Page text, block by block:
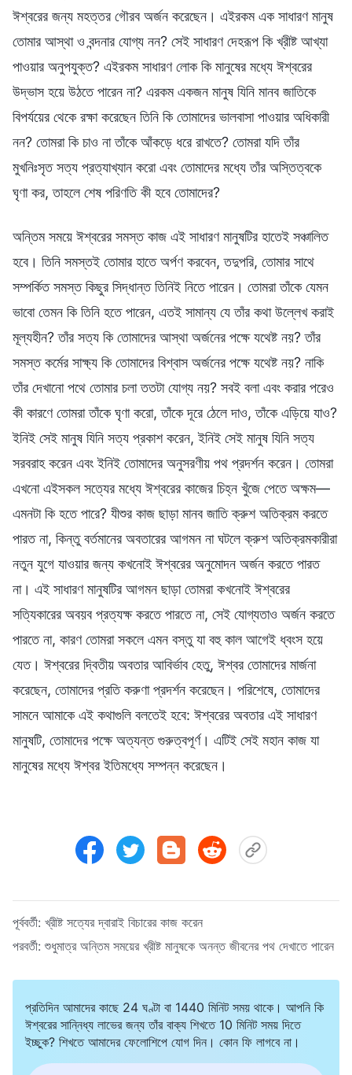
ঈশ্বরের জন্য মহত্তর গৌরব অর্জন করেছেন। এইরকম এক সাধারণ মানুষ
তোমার আস্থা ও বন্দনার যোগ্য নন? সেই সাধারণ দেহরূপ কি খ্রীষ্ট আখ্যা
পাওয়ার অনুপযুক্ত? এইরকম সাধারণ লোক কি মানুষের মধ্যে ঈশ্বরের
উদ্ভাস হয়ে উঠতে পারেন না? এরকম একজন মানুষ যিনি মানব জাতিকে
বিপর্যয়ের থেকে রক্ষা করেছেন তিনি কি তোমাদের ভালবাসা পাওয়ার অধিকারী
নন? তোমরা কি চাও না তাঁকে আঁকড়ে ধরে রাখতে? তোমরা যদি তাঁর
মুখনিঃসৃত সত্য প্রত্যাখ্যান করো এবং তোমাদের মধ্যে তাঁর অস্তিত্বকে
ঘৃণা কর, তাহলে শেষ পরিণতি কী হবে তোমাদের?
অন্তিম সময়ে ঈশ্বরের সমস্ত কাজ এই সাধারণ মানুষটির হাতেই সঞ্চালিত
হবে। তিনি সমস্তই তোমার হাতে অর্পণ করবেন, তদুপরি, তোমার সাথে
সম্পর্কিত সমস্ত কিছুর সিদ্ধান্ত তিনিই নিতে পারেন। তোমরা তাঁকে যেমন
ভাবো তেমন কি তিনি হতে পারেন, এতই সামান্য যে তাঁর কথা উল্লেখ করাই
মূল্যহীন? তাঁর সত্য কি তোমাদের আস্থা অর্জনের পক্ষে যথেষ্ট নয়? তাঁর
সমস্ত কর্মের সাক্ষ্য কি তোমাদের বিশ্বাস অর্জনের পক্ষে যথেষ্ট নয়? নাকি
তাঁর দেখানো পথে তোমার চলা ততটা যোগ্য নয়? সবই বলা এবং করার পরেও
কী কারণে তোমরা তাঁকে ঘৃণা করো, তাঁকে দূরে ঠেলে দাও, তাঁকে এড়িয়ে যাও?
ইনিই সেই মানুষ যিনি সত্য প্রকাশ করেন, ইনিই সেই মানুষ যিনি সত্য
সরবরাহ করেন এবং ইনিই তোমাদের অনুসরণীয় পথ প্রদর্শন করেন। তোমরা
এখনো এইসকল সত্যের মধ্যে ঈশ্বরের কাজের চিহ্ন খুঁজে পেতে অক্ষম—
এমনটা কি হতে পারে? যীশুর কাজ ছাড়া মানব জাতি ক্রুশ অতিক্রম করতে
পারত না, কিন্তু বর্তমানের অবতারের আগমন না ঘটলে ক্রুশ অতিক্রমকারীরা
নতুন যুগে যাওয়ার জন্য কখনোই ঈশ্বরের অনুমোদন অর্জন করতে পারত
না। এই সাধারণ মানুষটির আগমন ছাড়া তোমরা কখনোই ঈশ্বরের
সত্যিকারের অবয়ব প্রত্যক্ষ করতে পারতে না, সেই যোগ্যতাও অর্জন করতে
পারতে না, কারণ তোমরা সকলে এমন বস্তু যা বহু কাল আগেই ধ্বংস হয়ে
যেত। ঈশ্বরের দ্বিতীয় অবতার আবির্ভাব হেতু, ঈশ্বর তোমাদের মার্জনা
করেছেন, তোমাদের প্রতি করুণা প্রদর্শন করেছেন। পরিশেষে, তোমাদের
সামনে আমাকে এই কথাগুলি বলতেই হবে: ঈশ্বরের অবতার এই সাধারণ
মানুষটি, তোমাদের পক্ষে অত্যন্ত গুরুত্বপূর্ণ। এটিই সেই মহান কাজ যা
মানুষের মধ্যে ঈশ্বর ইতিমধ্যে সম্পন্ন করেছেন।
পূর্ববর্তী: খ্রীষ্ট সত্যের দ্বারাই বিচারের কাজ করেন
পরবর্তী: শুধুমাত্র অন্তিম সময়ের খ্রীষ্ট মানুষকে অনন্ত জীবনের পথ দেখাতে পারেন
প্রতিদিন আমাদের কাছে 24 ঘণ্টা বা 1440 মিনিট সময় থাকে। আপনি কি
ঈশ্বরের সান্নিধ্য লাভের জন্য তাঁর বাক্য শিখতে 10 মিনিট সময় দিতে
ইচ্ছুক? শিখতে আমাদের ফেলোশিপে যোগ দিন। কোন ফি লাগবে না।